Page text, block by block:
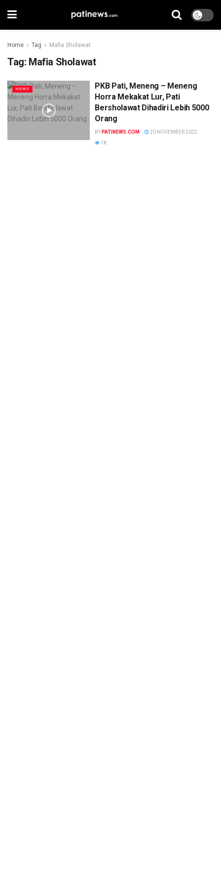
Home Tag Mafia Sholawat
Tag: Mafia Sholawat
NEWS
PKB Pati, Meneng – Meneng
Horra Mekakat Lur, Pati
Bersholawat Dihadiri Lebih 5000
Orang
BY PATINEWS.COM
20 NOVEMBER 2022
1K